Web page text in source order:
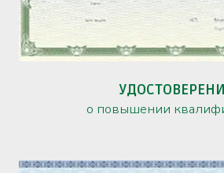
о повышении